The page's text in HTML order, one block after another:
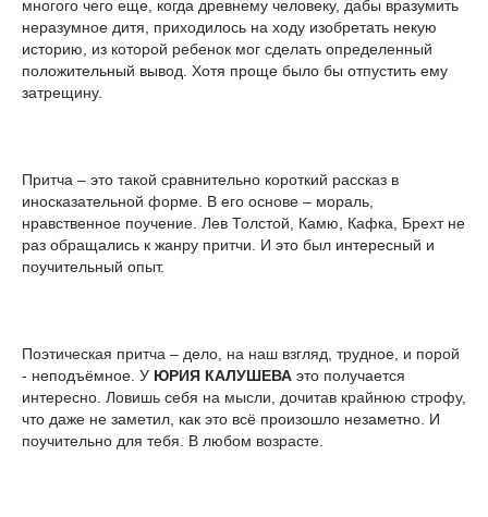
многого чего еще, когда древнему человеку, дабы вразумить
неразумное дитя, приходилось на ходу изобретать некую
историю, из которой ребенок мог сделать определенный
положительный вывод. Хотя проще было бы отпустить ему
затрещину.
Притча – это такой сравнительно короткий рассказ в
иносказательной форме. В его основе – мораль,
нравственное поучение. Лев Толстой, Камю, Кафка, Брехт не
раз обращались к жанру притчи. И это был интересный и
поучительный опыт.
Поэтическая притча – дело, на наш взгляд, трудное, и порой
- неподъёмное. У ЮРИЯ КАЛУШЕВА это получается
интересно. Ловишь себя на мысли, дочитав крайнюю строфу,
что даже не заметил, как это всё произошло незаметно. И
поучительно для тебя. В любом возрасте.